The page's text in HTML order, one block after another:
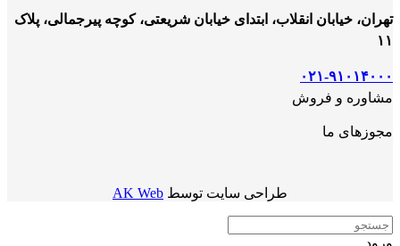
تهران، خیابان انقلاب، ابتدای خیابان شریعتی، کوچه پیرجمالی، پلاک
۱۱
۰۲۱-۹۱۰۱۴۰۰۰
مشاوره و فروش
مجوزهای ما
طراحی سایت توسط AK Web